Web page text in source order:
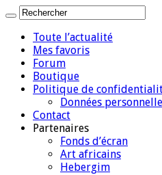
Toute l’actualité
Mes favoris
Forum
Boutique
Politique de
Données
Contact
Partenaires
Fonds d’écran
Art africains
Hebergim